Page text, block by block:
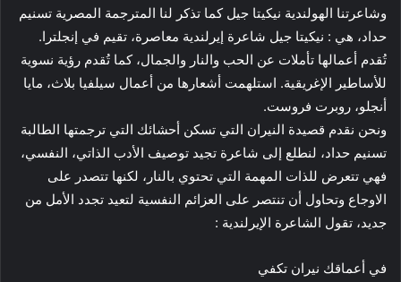
وشاعرتنا الهولندية نيكيتا جيل كما تذكر لنا المترجمة المصرية تسنيم
حداد، هي : نيكيتا جيل شاعرة إيرلندية معاصرة، تقيم في إنجلترا.
تُقدم أعمالها تأملات عن الحب والنار والجمال، كما تُقدم رؤية نسوية
للأساطير الإغريقية. استلهمت أشعارها من أعمال سيلفيا بلاث، مايا
أنجلو، روبرت فروست.
ونحن نقدم قصيدة النيران التي تسكن أحشائك التي ترجمتها الطالبة
تسنيم حداد، لنطلع إلى شاعرة تجيد توصيف الأدب الذاتي، النفسي،
فهي تتعرض للذات المهمة التي تحتوي بالنار، لكنها تتصدر على
الاوجاع وتحاول أن تنتصر على العزائم النفسية لتعيد تجدد الأمل من
جديد، تقول الشاعرة الإيرلندية :
في أعماقك نيران تكفي